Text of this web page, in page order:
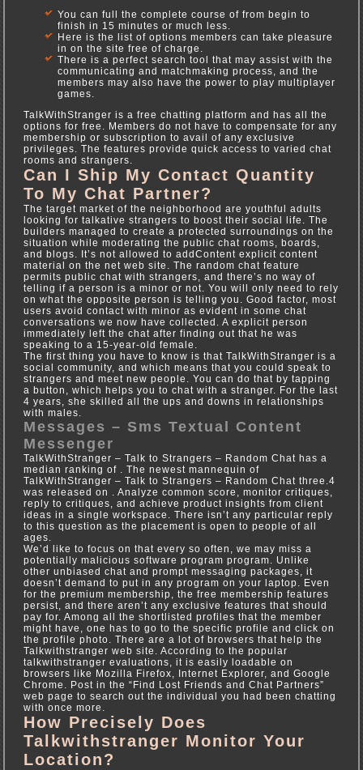
You can full the complete course of from begin to
finish in 15 minutes or much less.
Here is the list of options members can take pleasure
in on the site free of charge.
There is a perfect search tool that may assist with the
communicating and matchmaking process, and the
members may also have the power to play multiplayer
games.
TalkWithStranger is a free chatting platform and has all the
options for free. Members do not have to compensate for any
membership or subscription to avail of any exclusive
privileges. The features provide quick access to varied chat
rooms and strangers.
Can I Ship My Contact Quantity
To My Chat Partner?
The target market of the neighborhood are youthful adults
looking for talkative strangers to boost their social life. The
builders managed to create a protected surroundings on the
situation while moderating the public chat rooms, boards,
and blogs. It’s not allowed to addContent explicit content
material on the net web site. The random chat feature
permits public chat with strangers, and there’s no way of
telling if a person is a minor or not. You will only need to rely
on what the opposite person is telling you. Good factor, most
users avoid contact with minor as evident in some chat
conversations we now have collected. A explicit person
immediately left the chat after finding out that he was
speaking to a 15-year-old female.
The first thing you have to know is that TalkWithStranger is a
social community, and which means that you could speak to
strangers and meet new people. You can do that by tapping
a button, which helps you to chat with a stranger. For the last
4 years, she skilled all the ups and downs in relationships
with males.
Messages – Sms Textual Content
Messenger
TalkWithStranger – Talk to Strangers – Random Chat has a
median ranking of . ​The newest mannequin of
TalkWithStranger – Talk to Strangers – Random Chat three.4​ ​​
was ​released on ​. Analyze common score, monitor critiques,
reply to critiques, and achieve product insights from client
ideas in a single workspace. There isn’t any particular reply
to this question as the placement is open to people of all
ages.
We’d like to focus on that every so often, we may miss a
potentially malicious software program program. Unlike
other unbiased chat and prompt messaging packages, it
doesn’t demand to put in any program on your laptop. Even
for the premium membership, the free membership features
persist, and there aren’t any exclusive features that should
pay for. Among all the shortlisted profiles that the member
might have, one has to go to the specific profile and click on
the profile photo. There are a lot of browsers that help the
Talkwithstranger web site. According to the popular
talkwithstranger evaluations, it is easily loadable on
browsers like Mozilla Firefox, Internet Explorer, and Google
Chrome. Post in the “Find Lost Friends and Chat Partners”
web page to search out the individual you had been chatting
with once more.
How Precisely Does
Talkwithstranger Monitor Your
Location?